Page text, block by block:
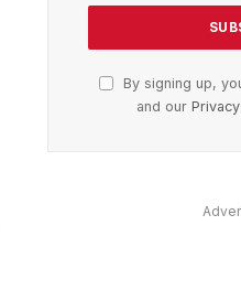
By signing up,
and our